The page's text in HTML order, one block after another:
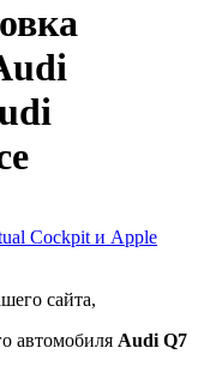
сайта,
автомобиля Audi Q7